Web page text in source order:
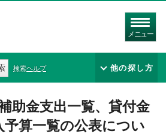
メニュー
検索ヘルプ 他の探し方
助金支出一覧、貸付金
予算一覧の公表につい